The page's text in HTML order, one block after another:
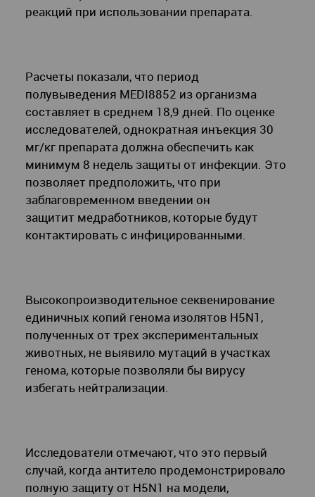
реакций при использовании препарата.
Расчеты показали, что период
полувыведения MEDI8852 из организма
составляет в среднем 18,9 дней. По оценке
исследователей, однократная инъекция 30
мг/кг препарата должна обеспечить как
минимум 8 недель защиты от инфекции. Это
позволяет предположить, что при
заблаговременном введении он
защитит медработников, которые будут
контактировать с инфицированными.
Высокопроизводительное секвенирование
единичных копий генома изолятов H5N1,
полученных от трех экспериментальных
животных, не выявило мутаций в участках
генома, которые позволяли бы вирусу
избегать нейтрализации.
Исследователи отмечают, что это первый
случай, когда антитело продемонстрировало
полную защиту от H5N1 на модели,